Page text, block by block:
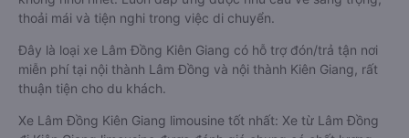
thoải mái và tiện nghi trong việc di chuyển.
Đây là loại xe Lâm Đồng Kiên Giang có hỗ trợ đón/trả tận nơi
miễn phí tại nội thành Lâm Đồng và nội thành Kiên Giang, rất
thuận tiện cho du khách.
Xe Lâm Đồng Kiên Giang limousine tốt nhất: Xe từ Lâm Đồng